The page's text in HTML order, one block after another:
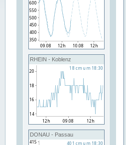
RHEIN - Koblenz
DONAU - Passau